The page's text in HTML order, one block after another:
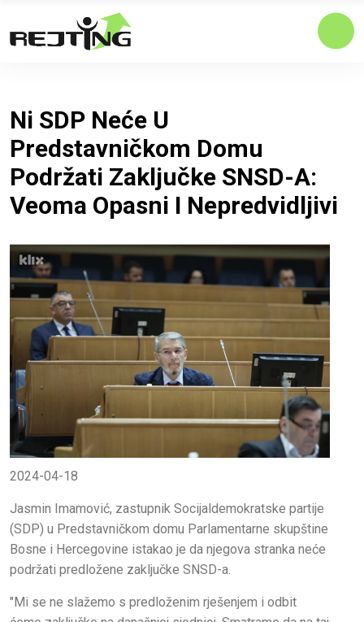
Ni SDP Neće U
Predstavničkom Domu
Podržati Zaključke SNSD-A:
Veoma Opasni I Nepredvidljivi
2024-04-18
Jasmin Imamović, zastupnik Socijaldemokratske partije
(SDP) u Predstavničkom domu Parlamentarne skupštine
Bosne i Hercegovine istakao je da njegova stranka neće
podržati predložene zaključke SNSD-a.
"Mi se ne slažemo s predloženim rješenjem i odbit